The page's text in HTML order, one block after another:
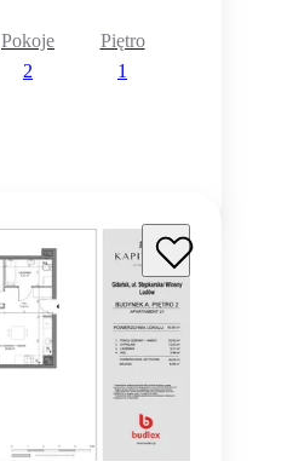
Pokoje
2
Piętro
1